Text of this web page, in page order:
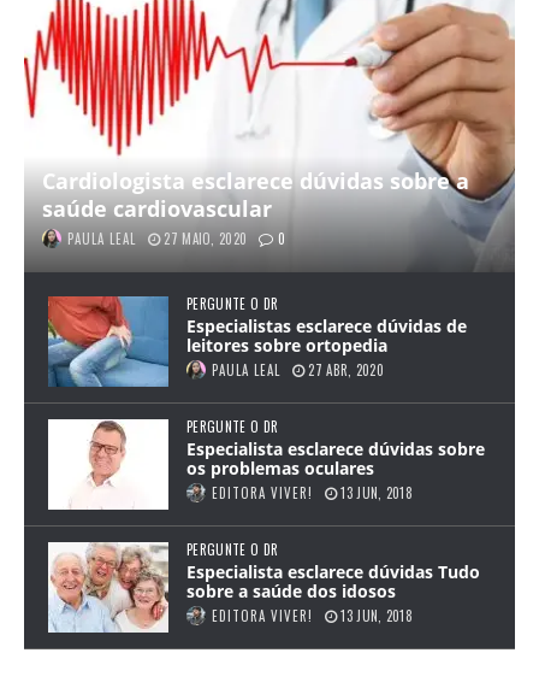
Cardiologista esclarece dúvidas sobre a
saúde cardiovascular
PAULA LEAL 27 MAIO, 2020 0
PERGUNTE O DR
Especialistas esclarece dúvidas de
leitores sobre ortopedia
PAULA LEAL 27 ABR, 2020
PERGUNTE O DR
Especialista esclarece dúvidas sobre
os problemas oculares
EDITORA VIVER! 13 JUN, 2018
PERGUNTE O DR
Especialista esclarece dúvidas Tudo
sobre a saúde dos idosos
EDITORA VIVER! 13 JUN, 2018